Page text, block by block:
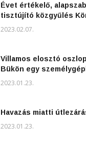
Évet értékelő,
tisztújító közgyűlés
2023.02.07.
Villamos elosztó
Bükön egy
2023.01.23.
Havazás miatti
2023.01.23.